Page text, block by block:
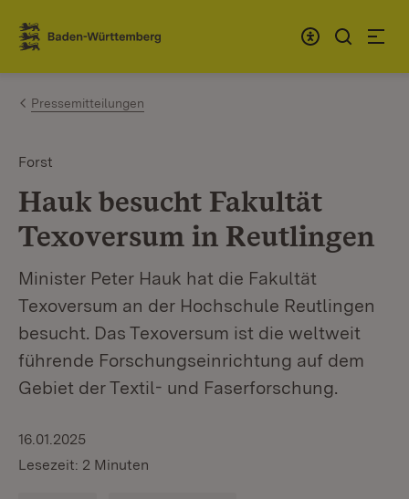
Zum Inhalt springen
Link zur Startseite
Pressemitteilungen
Forst
Hauk besucht Fakultät
Texoversum in Reutlingen
Minister Peter Hauk hat die Fakultät
Texoversum an der Hochschule Reutlingen
besucht. Das Texoversum ist die weltweit
führende Forschungseinrichtung auf dem
Gebiet der Textil- und Faserforschung.
16.01.2025
Lesezeit: 2 Minuten